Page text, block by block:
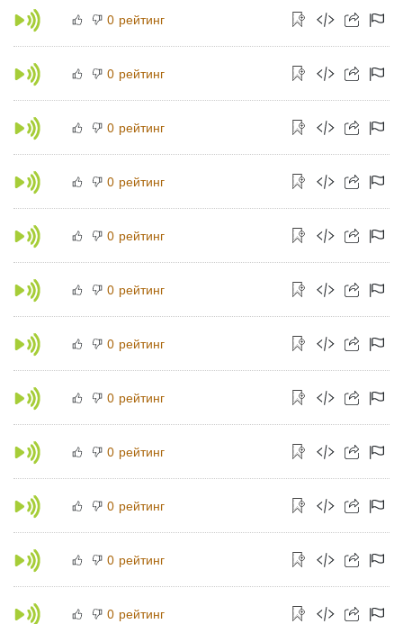
0 рейтинг
0 рейтинг
0 рейтинг
0 рейтинг
0 рейтинг
0 рейтинг
0 рейтинг
0 рейтинг
0 рейтинг
0 рейтинг
0 рейтинг
0 рейтинг